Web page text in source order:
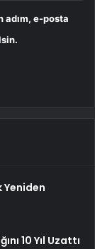
adım, e-posta
Yeniden
10 Yıl Uzattı